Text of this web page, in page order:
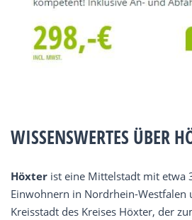
WISSENSWERTES ÜBER
Höxter ist eine Mittelstadt mit etwa
Einwohnern in Nordrhein-Westfalen
Kreisstadt des Kreises Höxter, der